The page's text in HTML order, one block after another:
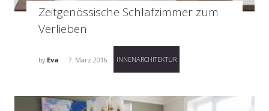
Zeitgenössische Schlafzimmer zum
Verlieben
by Eva 7. März 2016 INNENARCHITEKTUR